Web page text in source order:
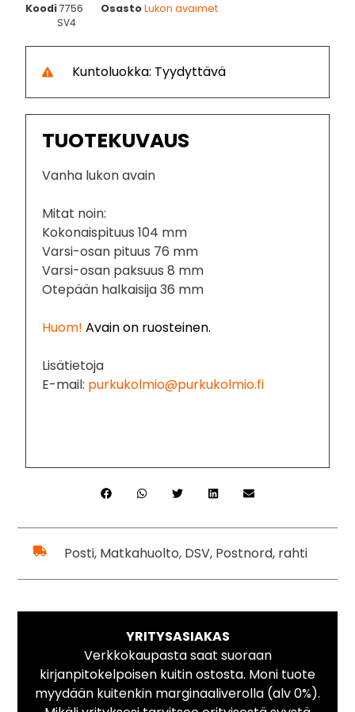
Koodi7756 OsastoLukon avaimet
SV4
Kuntoluokka: Tyydyttävä
TUOTEKUVAUS
Vanha lukon avain
Mitat noin:
Kokonaispituus 104 mm
Varsi-osan pituus 76 mm
Varsi-osan paksuus 8 mm
Otepään halkaisija 36 mm
Huom!Avain on ruosteinen.
Lisätietoja
E-mail: purkukolmio@purkukolmio.fi
Posti, Matkahuolto, DSV, Postnord, rahti
YRITYSASIAKAS
Verkkokaupasta saat suoraan
kirjanpitokelpoisen kuitin ostosta. Moni tuote
myydään kuitenkin marginaaliverolla (alv 0%).